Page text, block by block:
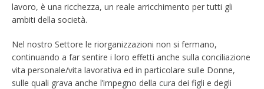
lavoro, è una ricchezza, un reale arricchimento per tutti gli
ambiti della società.
Nel nostro Settore le riorganizzazioni non si fermano,
continuando a far sentire i loro effetti anche sulla conciliazione
vita personale/vita lavorativa ed in particolare sulle Donne,
sulle quali grava anche l’impegno della cura dei figli e degli